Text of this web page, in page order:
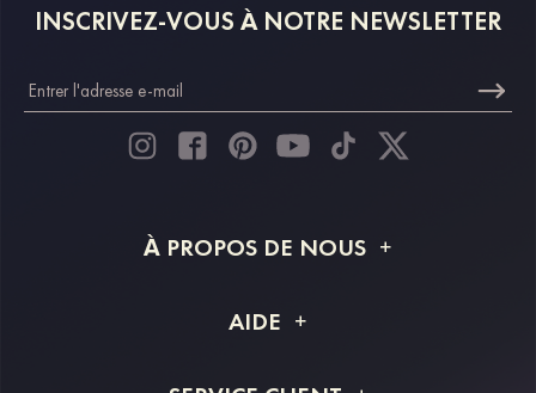
INSCRIVEZ-VOUS À NOTRE NEWSLETTER
À PROPOS DE NOUS
Livraison
AIDE